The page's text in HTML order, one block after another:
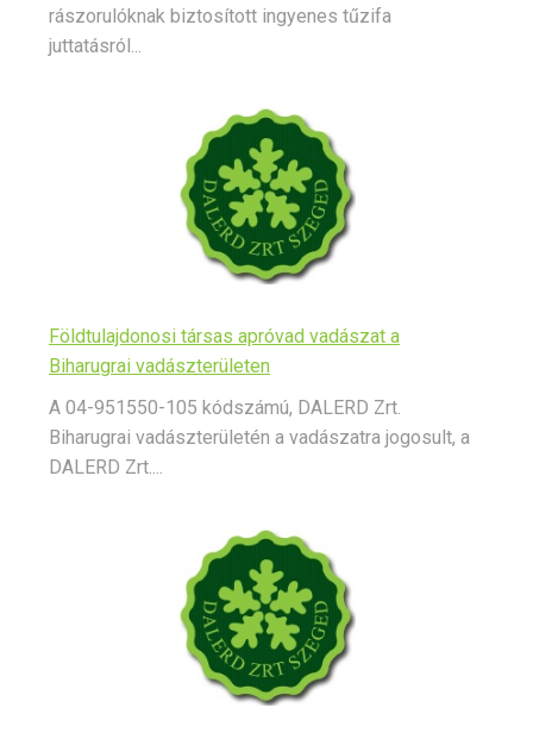
rászorulóknak biztosított ingyenes tűzifa
juttatásról...
Földtulajdonosi társas apróvad vadászat a
Biharugrai vadászterületen
A 04-951550-105 kódszámú, DALERD Zrt.
Biharugrai vadászterületén a vadászatra jogosult, a
DALERD Zrt....